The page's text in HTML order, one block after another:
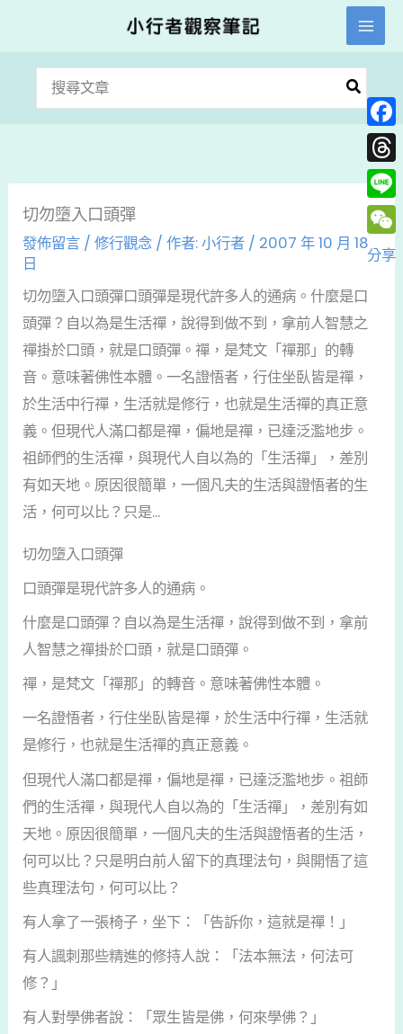
切勿墮入口頭彈
發佈留言 /修行觀念 / 作者:小行者 / 2007 年 10 月 18
日
切勿墮入口頭彈口頭彈是現代許多人的通病。什麼是口
頭彈？自以為是生活禪，說得到做不到，拿前人智慧之
禪掛於口頭，就是口頭彈。禪，是梵文「禪那」的轉
音。意味著佛性本體。一名證悟者，行住坐臥皆是禪，
於生活中行禪，生活就是修行，也就是生活禪的真正意
義。但現代人滿口都是禪，偏地是禪，已達泛濫地步。
祖師們的生活禪，與現代人自以為的「生活禪」，差別
有如天地。原因很簡單，一個凡夫的生活與證悟者的生
活，何可以比？只是...
切勿墮入口頭彈
口頭彈是現代許多人的通病。
什麼是口頭彈？自以為是生活禪，說得到做不到，拿前
人智慧之禪掛於口頭，就是口頭彈。
禪，是梵文「禪那」的轉音。意味著佛性本體。
一名證悟者，行住坐臥皆是禪，於生活中行禪，生活就
是修行，也就是生活禪的真正意義。
但現代人滿口都是禪，偏地是禪，已達泛濫地步。祖師
們的生活禪，與現代人自以為的「生活禪」，差別有如
天地。原因很簡單，一個凡夫的生活與證悟者的生活，
何可以比？只是明白前人留下的真理法句，與開悟了這
些真理法句，何可以比？
有人拿了一張椅子，坐下：「告訴你，這就是禪！」
有人諷刺那些精進的修持人說：「法本無法，何法可
修？」
有人對學佛者說：「眾生皆是佛，何來學佛？」
Line
分享